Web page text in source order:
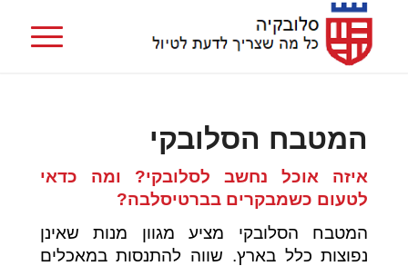
המטבח הסלובקי
איזה אוכל נחשב לסלובקי? ומה כדאי
לטעום כשמבקרים בברטיסלבה?
המטבח הסלובקי מציע מגוון מנות שאינן
נפוצות כלל בארץ. שווה להתנסות במאכלים